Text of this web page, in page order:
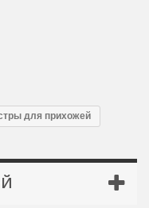
для прихожей